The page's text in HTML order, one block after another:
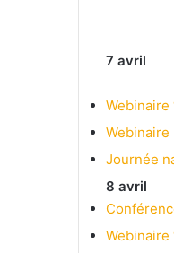
7 avril
Webinaire
Webinaire
Journée
8 avril
Webinaire